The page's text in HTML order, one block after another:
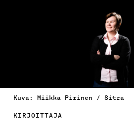
Kuva: Miikka Pirinen / Sitra
KIRJOITTAJA